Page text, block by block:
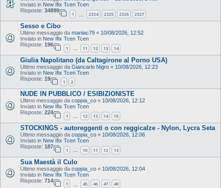
Inviato in New Ifix Tcen Tcen
Risposte: 34899
1 2324 2325 2326 2327
Sesso e Cibo
Ultimo messaggio da maniac79 « 10/08/2026, 12:52
Inviato in New Ifix Tcen Tcen
Risposte: 196
1 … 11 12 13 14
Giulia Napolitano (da Caltagirone al Porno USA)
Ultimo messaggio da Giancarlo Nigro « 10/08/2026, 12:23
Inviato in New Ifix Tcen Tcen
Risposte: 19
1 2
NUDE IN PUBBLICO / ESIBIZIONISTE
Ultimo messaggio da coppia_co « 10/08/2026, 12:12
Inviato in New Ifix Tcen Tcen
Risposte: 224
1 … 12 13 14 15
STOCKINGS - autoreggenti o con reggicalze - Nylon, Lycra Seta
Ultimo messaggio da coppia_co « 10/08/2026, 12:06
Inviato in New Ifix Tcen Tcen
Risposte: 187
1 … 10 11 12 13
Sua Maestà il Culo
Ultimo messaggio da coppia_co « 10/08/2026, 12:04
Inviato in New Ifix Tcen Tcen
Risposte: 714
1 45 46 47 48